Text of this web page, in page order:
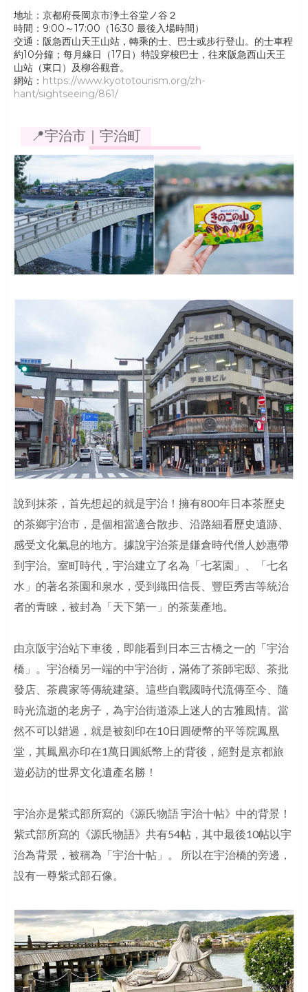
地址：京都府長岡京市浄土谷堂ノ谷２
時間：9:00～17:00（16:30 最後入場時間）
交通：阪急西山天王山站，轉乘的士、巴士或步行登山。的士車程
約10分鐘；每月緣日（17日）特設穿梭巴士，往來阪急西山天王
山站（東口）及柳谷觀音。
網站： https://www.kyototourism.org/zh-
hant/sightseeing/861/
📍宇治市｜宇治町
說到抹茶，首先想起的就是宇治！擁有800年日本茶歷史
的茶鄉宇治市，是個相當適合散步、沿路細看歷史遺跡、
感受文化氣息的地方。據說宇治茶是鎌倉時代僧人妙惠帶
到宇治。室町時代，宇治建立了名為「七茗園」、「七名
水」的著名茶園和泉水，受到織田信長、豐臣秀吉等統治
者的青睞，被封為「天下第一」的茶葉產地。
由京阪宇治站下車後，即能看到日本三古橋之一的「宇治
橋」。宇治橋另一端的中宇治街，滿佈了茶師宅邸、茶批
發店、茶農家等傳統建築。這些自戰國時代流傳至今、隨
時光流逝的老房子，為宇治街道添上迷人的古雅風情。當
然不可以錯過，就是被刻印在10日圓硬幣的平等院鳳凰
堂，其鳳凰亦印在1萬日圓紙幣上的背後，絕對是京都旅
遊必訪的世界文化遺產名勝！
宇治亦是紫式部所寫的《源氏物語 宇治十帖》中的背景！
紫式部所寫的《源氏物語》共有54帖，其中最後10帖以宇
治為背景，被稱為「宇治十帖」。 所以在宇治橋的旁邊，
設有一尊紫式部石像。